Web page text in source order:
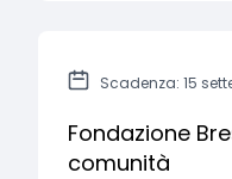
Scadenza: 15
Fondazione
comunità